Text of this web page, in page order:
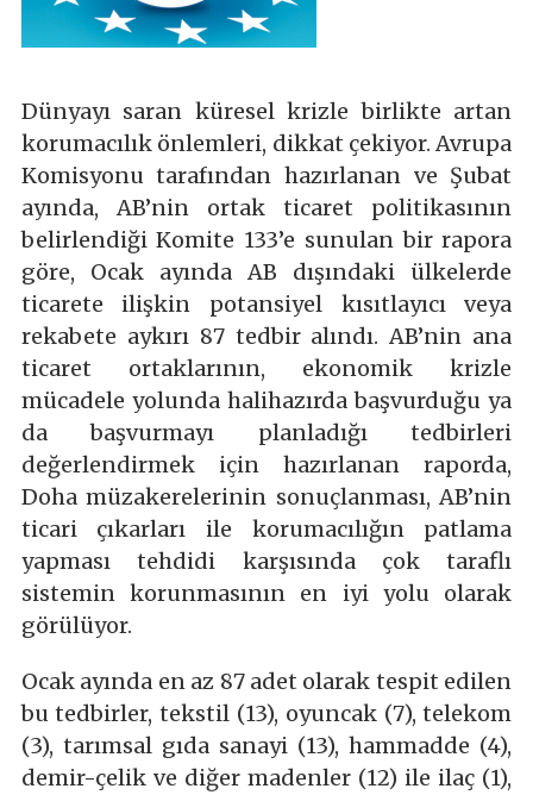
Dünyayı saran küresel krizle birlikte artan
korumacılık önlemleri, dikkat çekiyor. Avrupa
Komisyonu tarafından hazırlanan ve Şubat
ayında, AB’nin ortak ticaret politikasının
belirlendiği Komite 133’e sunulan bir rapora
göre, Ocak ayında AB dışındaki ülkelerde
ticarete ilişkin potansiyel kısıtlayıcı veya
rekabete aykırı 87 tedbir alındı. AB’nin ana
ticaret ortaklarının, ekonomik krizle
mücadele yolunda halihazırda başvurduğu ya
da başvurmayı planladığı tedbirleri
değerlendirmek için hazırlanan raporda,
Doha müzakerelerinin sonuçlanması, AB’nin
ticari çıkarları ile korumacılığın patlama
yapması tehdidi karşısında çok taraflı
sistemin korunmasının en iyi yolu olarak
görülüyor.
Ocak ayında en az 87 adet olarak tespit edilen
bu tedbirler, tekstil (13), oyuncak (7), telekom
(3), tarımsal gıda sanayi (13), hammadde (4),
demir-çelik ve diğer madenler (12) ile ilaç (1),